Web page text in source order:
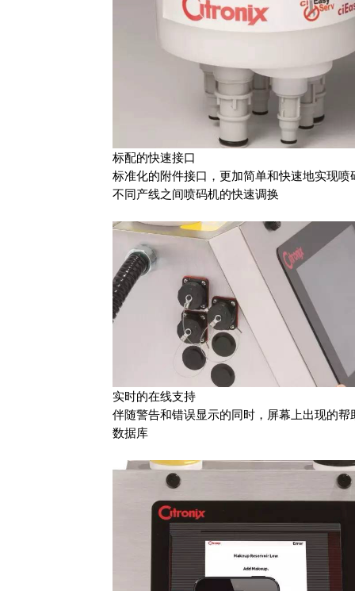
标配的快速接口
标准化的附件接口，更加简单和快速地实现
不同产线之间喷码机的快速调换
实时的在线支持
伴随警告和错误显示的同时，屏幕上出现的
数据库